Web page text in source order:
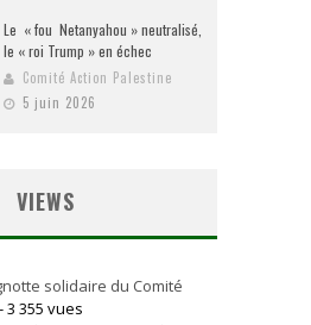
Le « fou Netanyahou » neutralisé,
le « roi Trump » en échec
Comité Action Palestine
5 juin 2026
VIEWS
solidaire du Comité
- 3 355 vues